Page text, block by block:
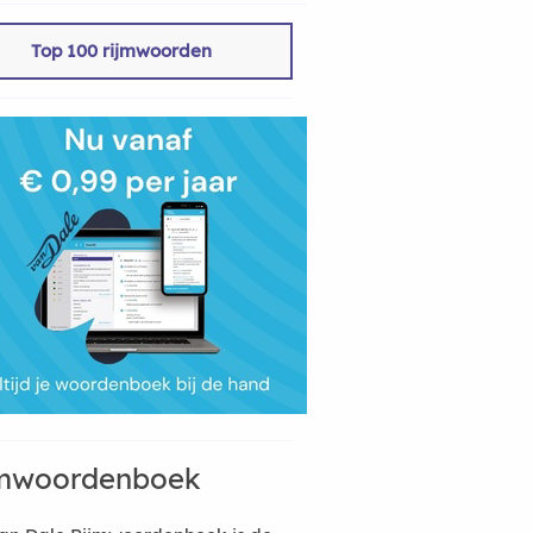
Top 100 rijmwoorden